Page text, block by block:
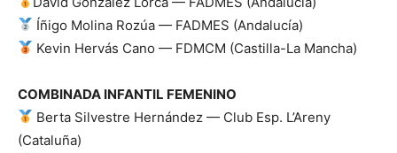
Íñigo Molina Rozúa — FADMES (Andalucía)
Kevin Hervás Cano — FDMCM (Castilla-La Mancha)
COMBINADA INFANTIL FEMENINO
Berta Silvestre Hernández — Club Esp. L’Areny
(Cataluña)